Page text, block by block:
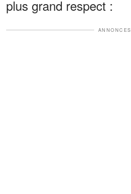
plus grand respect :
ANNONCES